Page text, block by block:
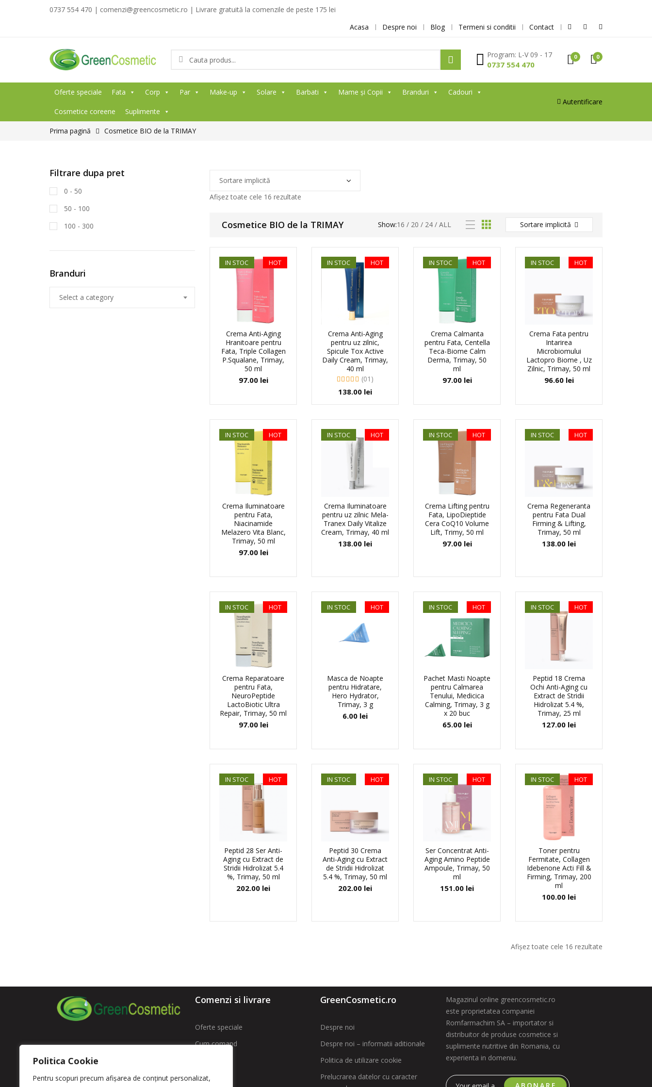
Politica Cookie
Pentru scopuri precum afișarea de conținut personalizat,
0737 554 470 | comenzi@greencosmetic.ro | Livrare gratuită la comenzile de peste 175 lei
Acasa
Despre noi Blog Termeni si conditii Contact
Program: L-V 09 - 17
0737 554 470
0 0
Oferte speciale Fata Corp Par Make-up Solare Barbati Mame și Copii Branduri Cadouri
Cosmetice coreene Suplimente
Autentificare
Prima pagină Cosmetice BIO de la TRIMAY
Afișez toate cele 16 rezultate
Cosmetice BIO de la TRIMAY Show:16 / 20 / 24 / ALL Sortare implicită
HOT
IN STOC
Crema Anti-Aging
Hranitoare pentru
Fata, Triple Collagen
P.Squalane, Trimay,
50 ml
97.00 lei
HOT
IN STOC
Crema Anti-Aging
pentru uz zilnic,
Spicule Tox Active
Daily Cream, Trimay,
40 ml
(01)
138.00 lei
HOT
IN STOC
Crema Calmanta
pentru Fata, Centella
Teca-Biome Calm
Derma, Trimay, 50
ml
97.00 lei
HOT
IN STOC
Crema Fata pentru
Intarirea
Microbiomului
Lactopro Biome , Uz
Zilnic, Trimay, 50 ml
96.60 lei
HOT
IN STOC
Crema Iluminatoare
pentru Fata,
Niacinamide
Melazero Vita Blanc,
Trimay, 50 ml
97.00 lei
HOT
IN STOC
Crema Iluminatoare
pentru uz zilnic Mela-
Tranex Daily Vitalize
Cream, Trimay, 40 ml
138.00 lei
HOT
IN STOC
Crema Lifting pentru
Fata, LipoDieptide
Cera CoQ10 Volume
Lift, Trimy, 50 ml
97.00 lei
HOT
IN STOC
Crema Regeneranta
pentru Fata Dual
Firming & Lifting,
Trimay, 50 ml
138.00 lei
HOT
IN STOC
Crema Reparatoare
pentru Fata,
NeuroPeptide
LactoBiotic Ultra
Repair, Trimay, 50 ml
97.00 lei
HOT
IN STOC
Masca de Noapte
pentru Hidratare,
Hero Hydrator,
Trimay, 3 g
6.00 lei
HOT
IN STOC
Pachet Masti Noapte
pentru Calmarea
Tenului, Medicica
Calming, Trimay, 3 g
x 20 buc
65.00 lei
HOT
IN STOC
Peptid 18 Crema
Ochi Anti-Aging cu
Extract de Stridii
Hidrolizat 5.4 %,
Trimay, 25 ml
127.00 lei
HOT
IN STOC
Peptid 28 Ser Anti-
Aging cu Extract de
Stridii Hidrolizat 5.4
%, Trimay, 50 ml
202.00 lei
HOT
IN STOC
Peptid 30 Crema
Anti-Aging cu Extract
de Stridii Hidrolizat
5.4 %, Trimay, 50 ml
202.00 lei
HOT
IN STOC
Ser Concentrat Anti-
Aging Amino Peptide
Ampoule, Trimay, 50
ml
151.00 lei
HOT
IN STOC
Toner pentru
Fermitate, Collagen
Idebenone Acti Fill &
Firming, Trimay, 200
ml
100.00 lei
Afișez toate cele 16 rezultate
Filtrare dupa pret
0 - 50
50 - 100
100 - 300
Branduri
Select a category
Negri , Nr. 11 sector 5 – Bucuresti
Comenzi si livrare
Oferte speciale
Cum comand
Contact
GreenCosmetic.ro
Despre noi
Despre noi – informatii aditionale
Politica de utilizare cookie
Prelucrarea datelor cu caracter
Magazinul online greencosmetic.ro
este proprietatea companiei
Romfarmachim SA – importator si
distribuitor de produse cosmetice si
suplimente nutritive din Romania, cu
experienta in domeniu.